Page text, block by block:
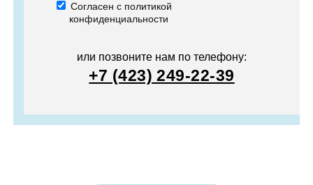
Согласен с политикой
конфиденциальности
или позвоните нам по телефону:
+7 (423) 249-22-39